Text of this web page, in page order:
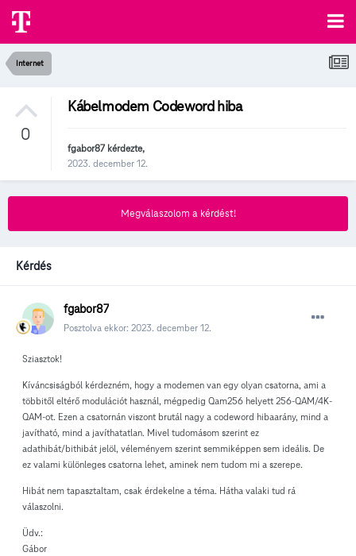
Internet
0
Kábelmodem Codeword hiba
fgabor87 kérdezte,
2023. december 12.
Megválaszolom a kérdést!
Kérdés
fgabor87
Posztolva ekkor: 2023. december 12.
Sziasztok!
Kíváncsiságból kérdezném, hogy a modemen van egy olyan csatorna, ami a
többitől eltérő modulációt használ, mégpedig Qam256 helyett 256-QAM/4K-
QAM-ot. Ezen a csatornán viszont brutál nagy a codeword hibaarány, mind a
javítható, mind a javíthatatlan. Mivel tudomásom szerint ez
adathibát/bithibát jelöl, véleményem szerint semmiképpen sem ideális. De
ez valami különleges csatorna lehet, aminek nem tudom mi a szerepe.
Hibát nem tapasztaltam, csak érdekelne a téma. Hátha valaki tud rá
válaszolni.
Üdv.:
Gábor